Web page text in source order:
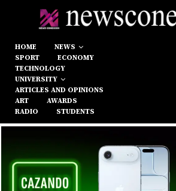
HOME
NEWS
SPORT
ECONOMY
TECHNOLOGY
UNIVERSITY
ARTICLES AND OPINIONS
ART
AWARDS
RADIO
STUDENTS